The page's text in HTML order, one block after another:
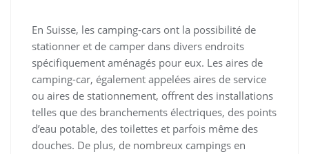
En Suisse, les camping-cars ont la possibilité de
stationner et de camper dans divers endroits
spécifiquement aménagés pour eux. Les aires de
camping-car, également appelées aires de service
ou aires de stationnement, offrent des installations
telles que des branchements électriques, des points
d’eau potable, des toilettes et parfois même des
douches. De plus, de nombreux campings en